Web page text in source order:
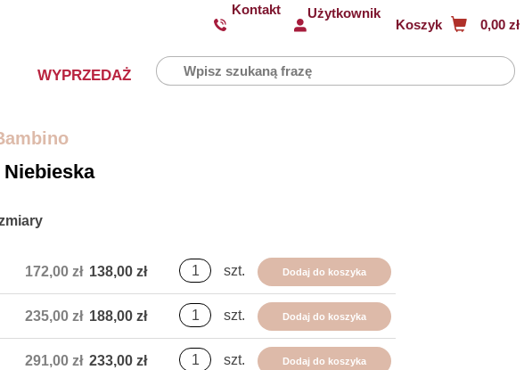
Kontakt Użytkownik
Koszyk 0,00 zł
WYPRZEDAŻ
172,00 zł 138,00 zł szt. Dodaj do koszyka
235,00 zł 188,00 zł szt. Dodaj do koszyka
291,00 zł 233,00 zł szt. Dodaj do koszyka